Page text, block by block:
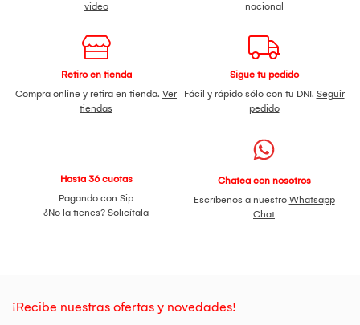
video
nacional
Retiro en tienda
Compra online y retira en tienda. Ver
tiendas
Sigue tu pedido
Fácil y rápido sólo con tu DNI. Seguir
pedido
Hasta 36 cuotas
Pagando con Sip
¿No la tienes? Solicítala
Chatea con nosotros
Escríbenos a nuestro Whatsapp
Chat
¡Recibe nuestras ofertas y novedades!